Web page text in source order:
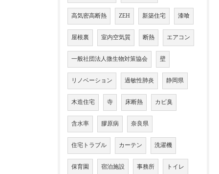
高気密高断熱 ZEH 新築住宅 漆喰
屋根裏 室内空気質 断熱 エアコン
一般社団法人微生物対策協会 壁
リノベーション 過敏性肺炎 静岡県
木造住宅 寺 床断熱 カビ臭
含水率 膠原病 奈良県
住宅トラブル カーテン 洗濯機
保育園 宿泊施設 事務所 トイレ